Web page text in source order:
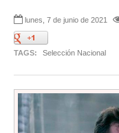
lunes, 7 de junio de 2021
TAGS: Selección Nacional